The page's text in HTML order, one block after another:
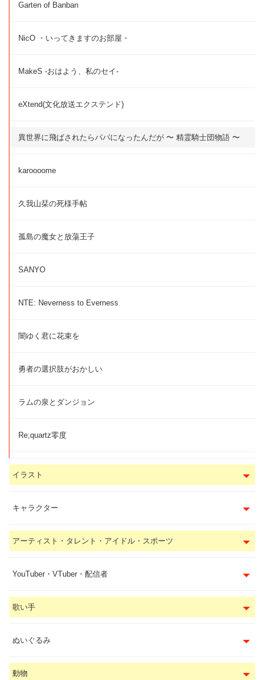
Garten of Banban
NicO ・いってきますのお部屋・
MakeS -おはよう、私のセイ-
eXtend(文化放送エクステンド)
異世界に飛ばされたらパパになったんだが 〜 精霊騎士団物語 〜
karoooome
久我山栞の死様手帖
孤島の魔女と放蕩王子
SANYO
NTE: Neverness to Everness
闇ゆく君に花束を
勇者の選択肢がおかしい
ラムの泉とダンジョン
Re;quartz零度
イラスト
キャラクター
アーティスト・タレント・アイドル・スポーツ
YouTuber・VTuber・配信者
歌い手
ぬいぐるみ
動物